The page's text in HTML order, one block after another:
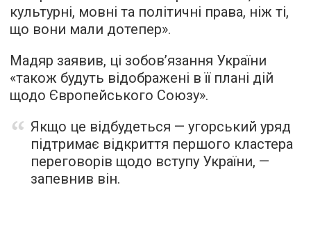
культурні, мовні та політичні права, ніж ті,
що вони мали дотепер».
Мадяр заявив, ці зобов’язання України
«також будуть відображені в її плані дій
щодо Європейського Союзу».
Якщо це відбудеться — угорський уряд
підтримає відкриття першого кластера
переговорів щодо вступу України, —
запевнив він.